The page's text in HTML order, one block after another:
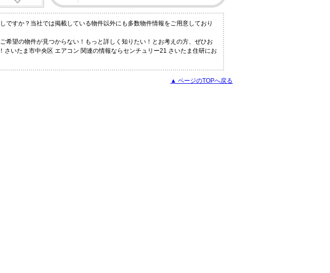
ですか？当社では掲載している物件以外にも多数物件情報をご用意しており
希望の物件が見つからない！もっと詳しく知りたい！とお考えの方、ぜひお
さいたま市中央区 エアコン 関連の情報ならセンチュリー21 さいたま住研にお
▲ ページのTOPへ戻る